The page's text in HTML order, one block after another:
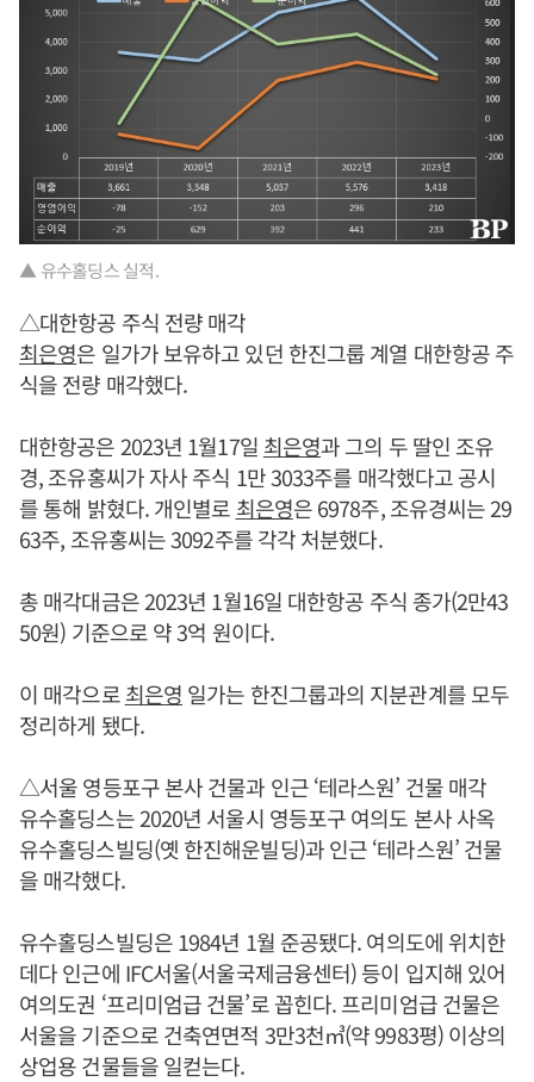
▲ 유수홀딩스 실적.
△대한항공 주식 전량 매각
최은영은 일가가 보유하고 있던 한진그룹 계열 대한항공 주
식을 전량 매각했다.
대한항공은 2023년 1월17일 최은영과 그의 두 딸인 조유
경, 조유홍씨가 자사 주식 1만 3033주를 매각했다고 공시
를 통해 밝혔다. 개인별로 최은영은 6978주, 조유경씨는 29
63주, 조유홍씨는 3092주를 각각 처분했다.
총 매각대금은 2023년 1월16일 대한항공 주식 종가(2만43
50원) 기준으로 약 3억 원이다.
이 매각으로최은영 일가는 한진그룹과의 지분관계를 모두
정리하게 됐다.
△서울 영등포구 본사 건물과 인근 ‘테라스원’ 건물 매각
유수홀딩스는 2020년 서울시 영등포구 여의도 본사 사옥
유수홀딩스빌딩(옛 한진해운빌딩)과 인근 ‘테라스원’ 건물
을 매각했다.
유수홀딩스빌딩은 1984년 1월 준공됐다. 여의도에 위치한
데다 인근에 IFC서울(서울국제금융센터) 등이 입지해 있어
여의도권 ‘프리미엄급 건물’로 꼽힌다. 프리미엄급 건물은
서울을 기준으로 건축연면적 3만3천㎥(약 9983평) 이상의
상업용 건물들을 일컫는다.